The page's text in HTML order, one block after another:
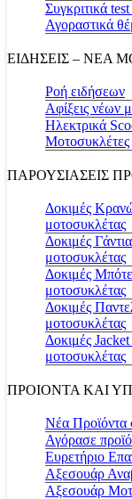
Συγκριτικά test
Αγοραστικά
ΕΙΔΗΣΕΙΣ – ΝΕΑ
Ροή ειδήσεων
Αφίξεις νέων
Ηλεκτρικά
Μοτοσυκλέτες
ΠΑΡΟΥΣΙΑΣΕΙΣ
Δοκιμές
μοτοσυκλέτας
Δοκιμές Γάντια
μοτοσυκλέτας
Δοκιμές
μοτοσυκλέτας
Δοκιμές
μοτοσυκλέτας
Δοκιμές
μοτοσυκλέτας
ΠΡΟΙΟΝΤΑ ΚΑΙ
Νέα Προϊόντα
Αγόρασε
Ευρετήριο
Αξεσουάρ
Αξεσουάρ